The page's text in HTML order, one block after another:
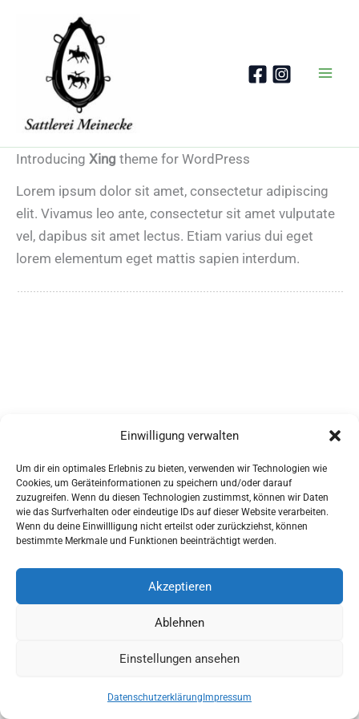
Einwilligung verwalten
Um dir ein optimales Erlebnis zu bieten, verwenden wir Technologien wie
Cookies, um Geräteinformationen zu speichern und/oder darauf
zuzugreifen. Wenn du diesen Technologien zustimmst, können wir Daten
wie das Surfverhalten oder eindeutige IDs auf dieser Website verarbeiten.
Wenn du deine Einwillligung nicht erteilst oder zurückziehst, können
bestimmte Merkmale und Funktionen beeinträchtigt werden.
Akzeptieren
Ablehnen
Einstellungen ansehen
Datenschutzerklärung Impressum
Introducing Xing theme for WordPress
Lorem ipsum dolor sit amet, consectetur adipiscing
elit. Vivamus leo ante, consectetur sit amet vulputate
vel, dapibus sit amet lectus. Etiam varius dui eget
lorem elementum eget mattis sapien interdum.
AGBs
Widerrufsbelehrung
Copyright © 2026 - Sattlerei Meinecke